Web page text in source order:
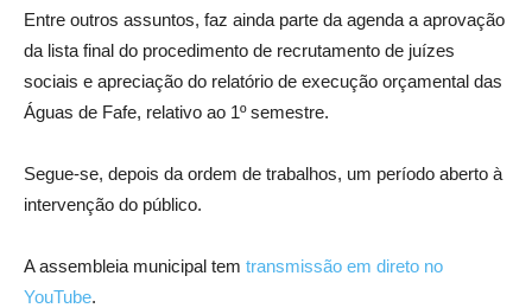
Entre outros assuntos, faz ainda parte da agenda a aprovação
da lista final do procedimento de recrutamento de juízes
sociais e apreciação do relatório de execução orçamental das
Águas de Fafe, relativo ao 1º semestre.
Segue-se, depois da ordem de trabalhos, um período aberto à
intervenção do público.
A assembleia municipal tem transmissão em direto no
YouTube.